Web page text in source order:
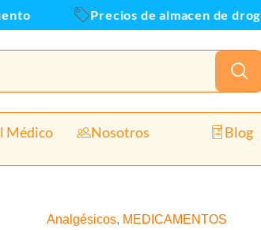
Precios de almacen de
Médico Nosotros Blog
Analgésicos, MEDICAMENTOS
Supracalm